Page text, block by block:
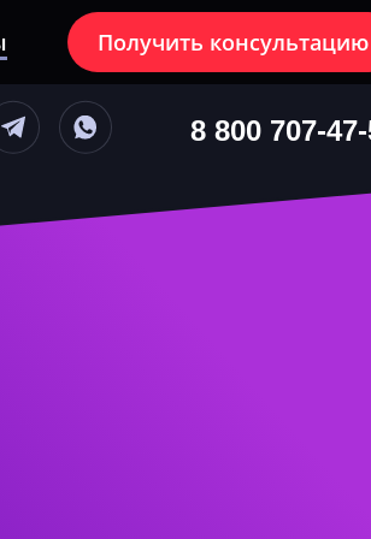
Получить консультацию
8 800 707-